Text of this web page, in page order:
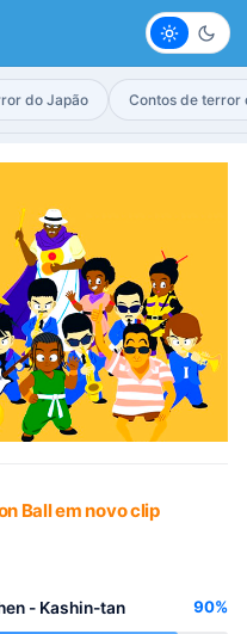
Claro
do Japão Contos de terror
Ball em novo clip
- Kashin-tan 90%